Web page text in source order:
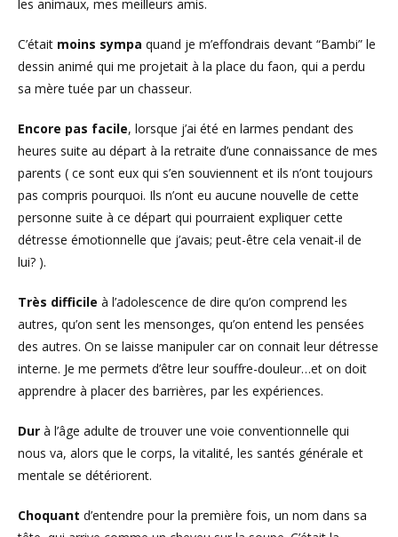
les animaux, mes meilleurs amis.
C’était moins sympa quand je m’effondrais devant “Bambi” le
dessin animé qui me projetait à la place du faon, qui a perdu
sa mère tuée par un chasseur.
Encore pas facile, lorsque j’ai été en larmes pendant des
heures suite au départ à la retraite d’une connaissance de mes
parents ( ce sont eux qui s’en souviennent et ils n’ont toujours
pas compris pourquoi. Ils n’ont eu aucune nouvelle de cette
personne suite à ce départ qui pourraient expliquer cette
détresse émotionnelle que j’avais; peut-être cela venait-il de
lui? ).
Très difficile à l’adolescence de dire qu’on comprend les
autres, qu’on sent les mensonges, qu’on entend les pensées
des autres. On se laisse manipuler car on connait leur détresse
interne. Je me permets d’être leur souffre-douleur…et on doit
apprendre à placer des barrières, par les expériences.
Dur à l’âge adulte de trouver une voie conventionnelle qui
nous va, alors que le corps, la vitalité, les santés générale et
mentale se détériorent.
Choquant d’entendre pour la première fois, un nom dans sa